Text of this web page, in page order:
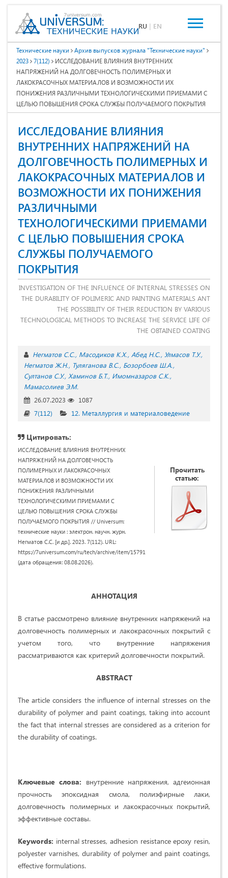
RU | EN
Технические науки
Архив выпусков журнала "Технические науки"
2023
7(112)
ИССЛЕДОВАНИЕ ВЛИЯНИЯ ВНУТРЕННИХ
НАПРЯЖЕНИЙ НА ДОЛГОВЕЧНОСТЬ ПОЛИМЕРНЫХ И
ЛАКОКРАСОЧНЫХ МАТЕРИАЛОВ И ВОЗМОЖНОСТИ ИХ
ПОНИЖЕНИЯ РАЗЛИЧНЫМИ ТЕХНОЛОГИЧЕСКИМИ ПРИЕМАМИ С
ЦЕЛЬЮ ПОВЫШЕНИЯ СРОКА СЛУЖБЫ ПОЛУЧАЕМОГО ПОКРЫТИЯ
ИССЛЕДОВАНИЕ ВЛИЯНИЯ
ВНУТРЕННИХ НАПРЯЖЕНИЙ НА
ДОЛГОВЕЧНОСТЬ ПОЛИМЕРНЫХ И
ЛАКОКРАСОЧНЫХ МАТЕРИАЛОВ И
ВОЗМОЖНОСТИ ИХ ПОНИЖЕНИЯ
РАЗЛИЧНЫМИ
ТЕХНОЛОГИЧЕСКИМИ ПРИЕМАМИ
С ЦЕЛЬЮ ПОВЫШЕНИЯ СРОКА
СЛУЖБЫ ПОЛУЧАЕМОГО
ПОКРЫТИЯ
INVESTIGATION OF THE INFLUENCE OF INTERNAL STRESSES ON
THE DURABILITY OF POLIMERIC AND PAINTING MATERIALS ANT
THE POSSIBILITY OF THEIR REDUCTION BY VARIOUS
TECHNOLOGICAL METHODS TO INCREASE THE SERVICE LIFE OF
THE OBTAINED COATING
Негматов С.С. Масодиков К.Х. Абед Н.С. Улмасов Т.У.
Негматов Ж.Н. Туляганова В.С. Бозорбоев Ш.А.
Султанов С.У. Хаминов Б.Т. Имомназаров С.К.
Мамасолиев Э.М.
26.07.2023
1087
7(112)
12. Металлургия и материаловедение
Цитировать:
ИССЛЕДОВАНИЕ ВЛИЯНИЯ ВНУТРЕННИХ
НАПРЯЖЕНИЙ НА ДОЛГОВЕЧНОСТЬ
ПОЛИМЕРНЫХ И ЛАКОКРАСОЧНЫХ
МАТЕРИАЛОВ И ВОЗМОЖНОСТИ ИХ
ПОНИЖЕНИЯ РАЗЛИЧНЫМИ
ТЕХНОЛОГИЧЕСКИМИ ПРИЕМАМИ С
ЦЕЛЬЮ ПОВЫШЕНИЯ СРОКА СЛУЖБЫ
ПОЛУЧАЕМОГО ПОКРЫТИЯ // Universum:
технические науки : электрон. научн. журн.
Негматов С.С. [и др.]. 2023. 7(112). URL:
https://7universum.com/ru/tech/archive/item/15791
(дата обращения: 08.08.2026).
Прочитать
статью:
АННОТАЦИЯ
В статье рассмотрено влияние внутренних напряжений на
долговечность полимерных и лакокрасочных покрытий с
учетом того, что внутренние напряжения
рассматриваются как критерий долговечности покрытий.
ABSTRACT
The article considers the influence of internal stresses on the
durability of polymer and paint coatings, taking into account
the fact that internal stresses are considered as a criterion for
the durability of coatings.
Ключевые слова: внутренние напряжения, адгеионная
прочность эпоксидная смола, полиэфирные лаки,
долговечность полимерных и лакокрасочных покрытий,
эффективные составы.
Keywords: internal stresses, adhesion resistance epoxy resin,
polyester varnishes, durability of polymer and paint coatings,
effective formulations.